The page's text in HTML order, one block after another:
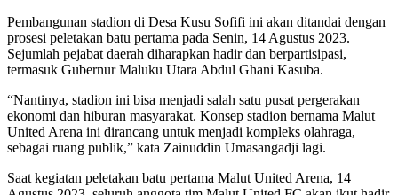
Pembangunan stadion di Desa Kusu Sofifi ini akan ditandai dengan
prosesi peletakan batu pertama pada Senin, 14 Agustus 2023.
Sejumlah pejabat daerah diharapkan hadir dan berpartisipasi,
termasuk Gubernur Maluku Utara Abdul Ghani Kasuba.
“Nantinya, stadion ini bisa menjadi salah satu pusat pergerakan
ekonomi dan hiburan masyarakat. Konsep stadion bernama Malut
United Arena ini dirancang untuk menjadi kompleks olahraga,
sebagai ruang publik,” kata Zainuddin Umasangadji lagi.
Saat kegiatan peletakan batu pertama Malut United Arena, 14